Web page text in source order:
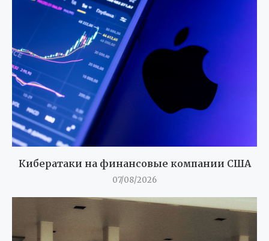
Кибератаки на финансовые компании США
07/08/2026